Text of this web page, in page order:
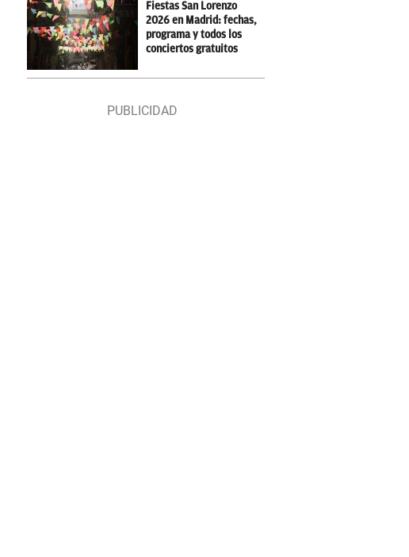
Fiestas San Lorenzo
2026 en Madrid: fechas,
programa y todos los
conciertos gratuitos